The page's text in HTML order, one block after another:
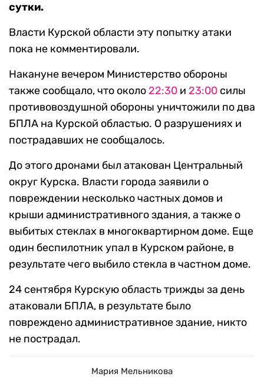
сутки.
Власти Курской области эту попытку атаки
пока не комментировали.
Накануне вечером Министерство обороны
также сообщало, что около 22:30 и 23:00 силы
противовоздушной обороны уничтожили по два
БПЛА на Курской областью. О разрушениях и
пострадавших не сообщалось.
До этого дронами был атакован Центральный
округ Курска. Власти города заявили о
повреждении несколько частных домов и
крыши административного здания, а также о
выбитых стеклах в многоквартирном доме. Еще
один беспилотник упал в Курском районе, в
результате чего выбило стекла в частном доме.
24 сентября Курскую область трижды за день
атаковали БПЛА, в результате было
повреждено административное здание, никто
не пострадал.
Мария Мельникова